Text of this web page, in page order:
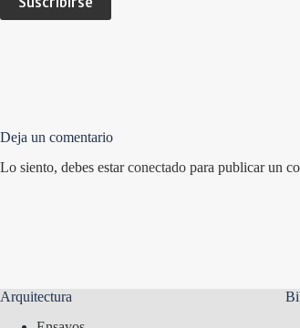
Deja un comentario
Lo siento, debes estarconectado para publicar un
Arquitectura